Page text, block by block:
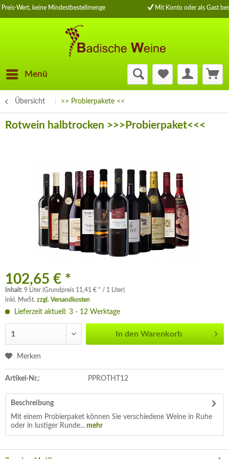
Wert, keine Mindestbestellmenge Mit Konto oder als Gast
Menü
Übersicht >> Probierpakete <<
Rotwein halbtrocken >>>Probierpaket<<<
102,65 € *
Inhalt: 9 Liter (Grundpreis 11,41 € * / 1 Liter)
inkl. MwSt. zzgl. Versandkosten
Lieferzeit aktuell: 3 - 12 Werktage
In den Warenkorb
Merken
Artikel-Nr.: PPROTHT12
Beschreibung
Mit einem Probierpaket können Sie verschiedene Weine in Ruhe
oder in lustiger Runde... mehr